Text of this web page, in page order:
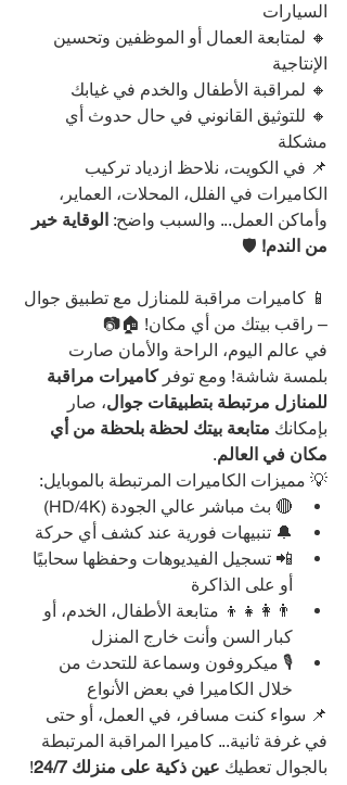
السيارات
🔸 لمتابعة العمال أو الموظفين وتحسين
الإنتاجية
🔸 لمراقبة الأطفال والخدم في غيابك
🔸 للتوثيق القانوني في حال حدوث أي
مشكلة
📌 في الكويت، نلاحظ ازدياد تركيب
الكاميرات في الفلل، المحلات، العماير،
وأماكن العمل... والسبب واضح: الوقاية خير
من الندم! 🛡️
📱 كاميرات مراقبة للمنازل مع تطبيق جوال
– راقب بيتك من أي مكان! 🏠📷
في عالم اليوم، الراحة والأمان صارت
بلمسة شاشة! ومع توفر كاميرات مراقبة
للمنازل مرتبطة بتطبيقات جوال، صار
بإمكانك متابعة بيتك لحظة بلحظة من أي
مكان في العالم.
💡 مميزات الكاميرات المرتبطة بالموبايل:
🔴 بث مباشر عالي الجودة (HD/4K)
🔔 تنبيهات فورية عند كشف أي حركة
📲 تسجيل الفيديوهات وحفظها سحابيًا
أو على الذاكرة
👨‍👩‍👧‍👦 متابعة الأطفال، الخدم، أو
كبار السن وأنت خارج المنزل
🎙️ ميكروفون وسماعة للتحدث من
خلال الكاميرا في بعض الأنواع
📌 سواء كنت مسافر، في العمل، أو حتى
في غرفة ثانية... كاميرا المراقبة المرتبطة
بالجوال تعطيك عين ذكية على منزلك 24/7 !